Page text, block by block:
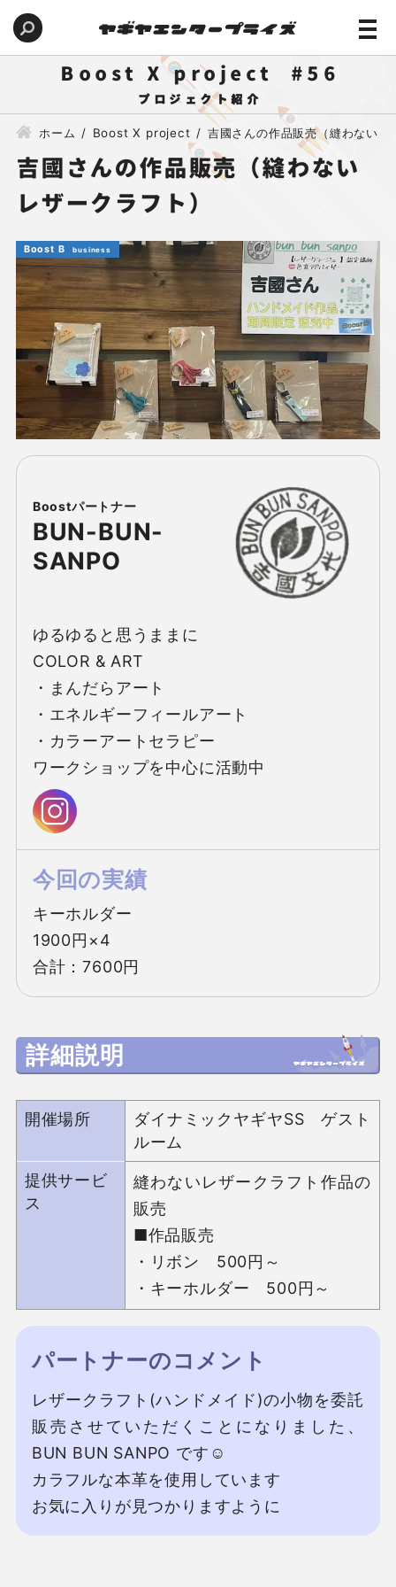
Boost X project 56
ホーム Boost X project 吉國さんの作品販売（縫わないレ
吉國さんの作品販売（縫わない
レザークラフト）
Boost B
BUN-BUN-
SANPO
ゆるゆると思うままに
COLOR & ART
・まんだらアート
・エネルギーフィールアート
・カラーアートセラピー
ワークショップを中心に活動中
今回の実績
キーホルダー
1900円×4
合計：7600円
詳細説明
開催場所
ダイナミックヤギヤSS ゲスト
ルーム
提供サービ
ス
縫わないレザークラフト作品の
販売
■作品販売
・リボン　500円～
・キーホルダー　500円～
パートナーのコメント
レザークラフト(ハンドメイド)の小物を委託
販売させていただくことになりました、
BUN BUN SANPO です☺️
カラフルな本革を使用しています
お気に入りが見つかりますように